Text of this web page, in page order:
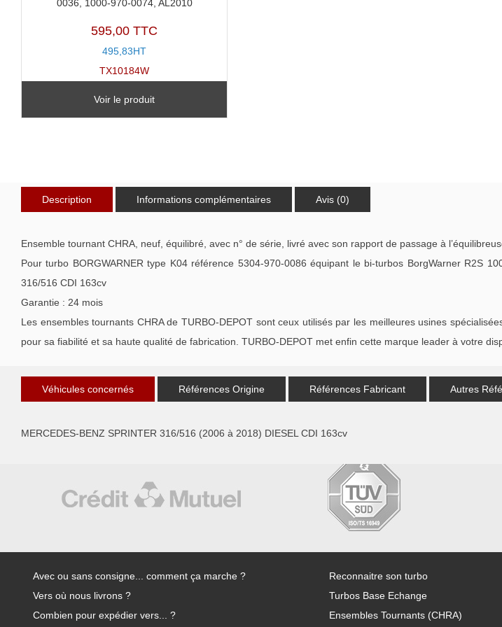
0036, 1000-970-0074, AL2010
595,00 TTC
495,83HT
TX10184W
Voir le produit
Description Informations complémentaires Avis (0)
Ensemble tournant CHRA, neuf, équilibré, avec n° de série, livré avec son rapport de passage à
Pour turbo BORGWARNER type K04 référence 5304-970-0086 équipant le bi-turbos BorgWarner R2S
316/516 CDI 163cv
Garantie : 24 mois
Les ensembles tournants CHRA de TURBO-DEPOT sont ceux utilisés par les meilleures usines
pour sa fiabilité et sa haute qualité de fabrication. TURBO-DEPOT met enfin cette marque leader à votre
Véhicules concernés Références Origine Références Fabricant Autres
MERCEDES-BENZ SPRINTER 316/516 (2006 à 2018) DIESEL CDI 163cv
Avec ou sans consigne... comment ça marche ?
Vers où nous livrons ?
Combien pour expédier vers... ?
Reconnaitre son turbo
Turbos Base Echange
Ensembles Tournants (CHRA)